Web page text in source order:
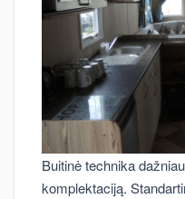
Buitinė technika
komplektaciją.